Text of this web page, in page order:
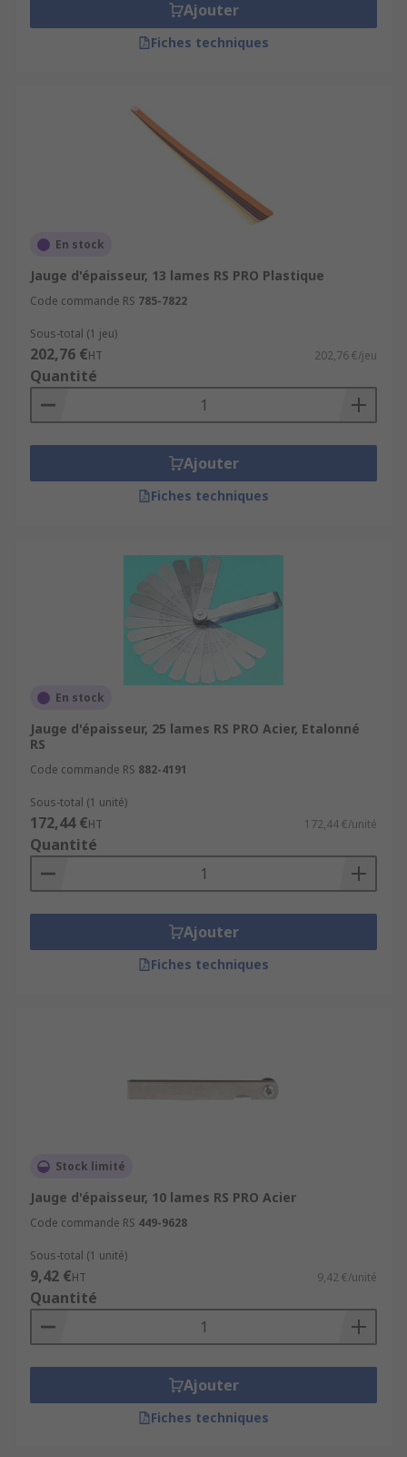
Ajouter
Fiches techniques
En stock
Jauge d'épaisseur, 13 lames RS PRO Plastique
Code commande RS 785-7822
Sous-total (1 jeu)
202,76 €HT 202,76 €/jeu
Quantité
Ajouter
Fiches techniques
En stock
Jauge d'épaisseur, 25 lames RS PRO Acier, Etalonné
RS
Code commande RS 882-4191
Sous-total (1 unité)
172,44 €HT 172,44 €/unité
Quantité
Ajouter
Fiches techniques
Stock limité
Jauge d'épaisseur, 10 lames RS PRO Acier
Code commande RS 449-9628
Sous-total (1 unité)
9,42 €HT 9,42 €/unité
Quantité
Ajouter
Fiches techniques